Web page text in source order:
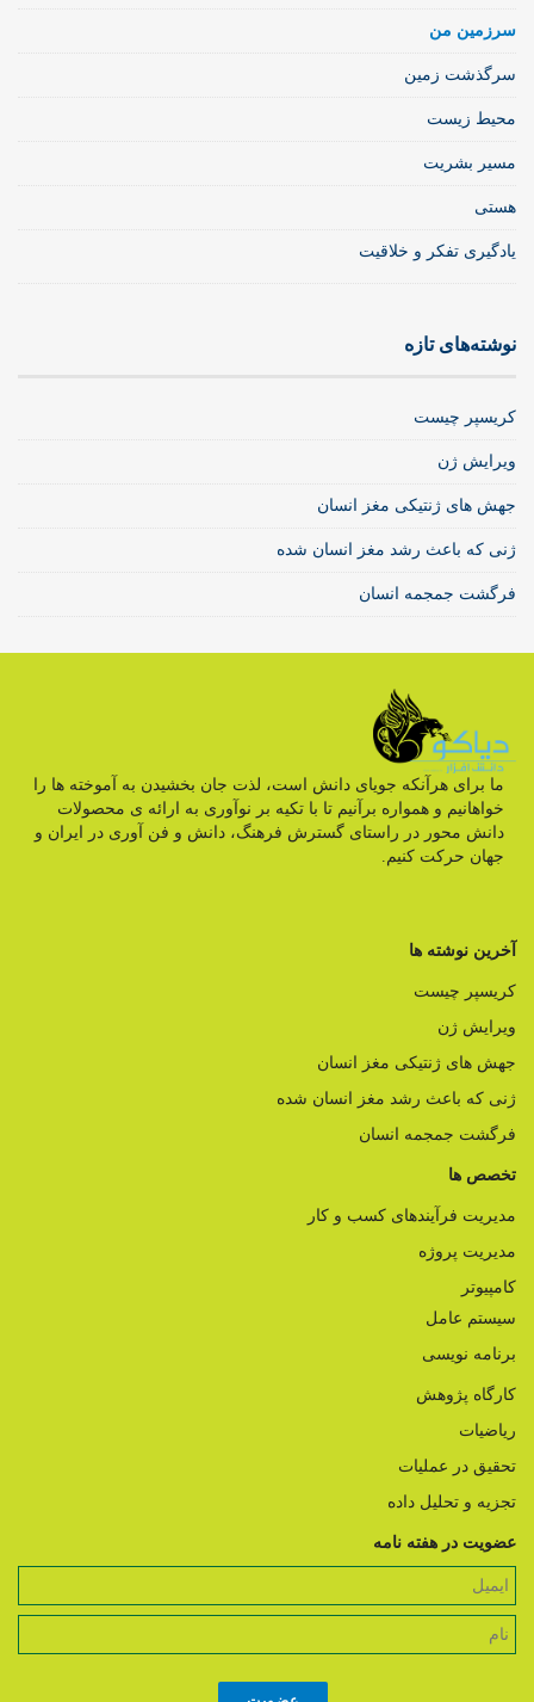
سرزمین من
سرگذشت زمین
محیط زیست
مسیر بشریت
هستی
یادگیری تفکر و خلاقیت
نوشته‌های تازه
کریسپر چیست
ویرایش ژن
جهش های ژنتیکی مغز انسان
ژنی که باعث رشد مغز انسان شده
فرگشت جمجمه انسان
ما برای هرآنکه جویای دانش است، لذت جان بخشیدن به آموخته ها را
خواهانیم و همواره برآنیم تا با تکیه بر نوآوری به ارائه ی محصولات
دانش محور در راستای گسترش فرهنگ، دانش و فن آوری در ایران و
جهان حرکت کنیم.
آخرین نوشته ها
کریسپر چیست
ویرایش ژن
جهش های ژنتیکی مغز انسان
ژنی که باعث رشد مغز انسان شده
فرگشت جمجمه انسان
تخصص ها
مدیریت فرآیندهای کسب و کار
مدیریت پروژه
کامپیوتر
سیستم عامل
برنامه نویسی
کارگاه پژوهش
ریاضیات
تحقیق در عملیات
تجزیه و تحلیل داده
عضویت در هفته نامه